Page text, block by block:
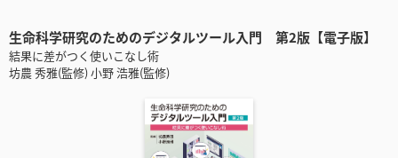
生命科学研究のためのデジタルツール入門 第2版【電子版】
結果に差がつく使いこなし術
坊農 秀雅(監修) 小野 浩雅(監修)